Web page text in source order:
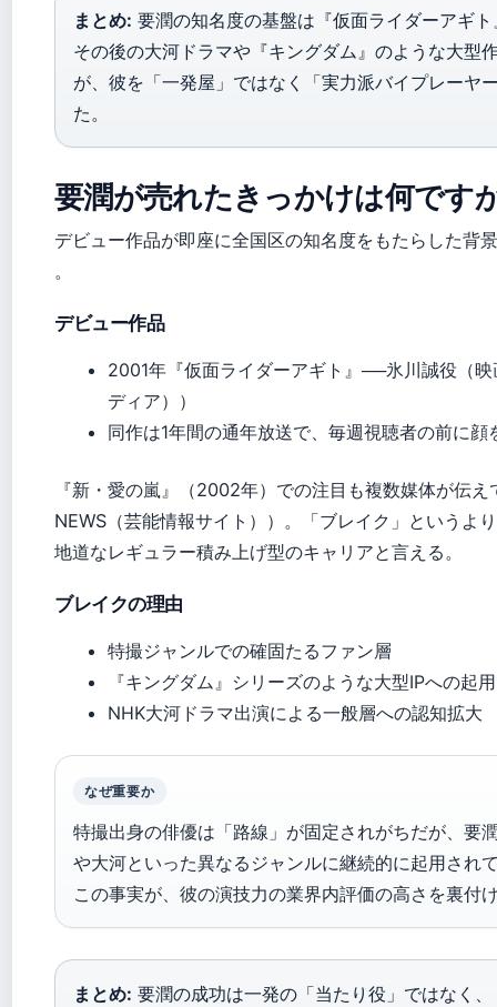
まとめ: 要潤の知名度の基盤は『仮面ライダーアギ
その後の大河ドラマや『キングダム』のような大型
が、彼を「一発屋」ではなく「実力派バイプレーヤ
た。
要潤が売れたきっかけは何です
デビュー作品が即座に全国区の知名度をもたらした背
。
デビュー作品
2001年『仮面ライダーアギト』──氷川誠役（
ディア））
同作は1年間の通年放送で、毎週視聴者の前に顔
『新・愛の嵐』（2002年）での注目も複数媒体が伝え
NEWS（芸能情報サイト））。「ブレイク」というよ
地道なレギュラー積み上げ型のキャリアと言える。
ブレイクの理由
特撮ジャンルでの確固たるファン層
『キングダム』シリーズのような大型IPへの起用
NHK大河ドラマ出演による一般層への認知拡大
なぜ重要か
特撮出身の俳優は「路線」が固定されがちだが、要
や大河といった異なるジャンルに継続的に起用され
この事実が、彼の演技力の業界内評価の高さを裏付
まとめ: 要潤の成功は一発の「当たり役」ではなく